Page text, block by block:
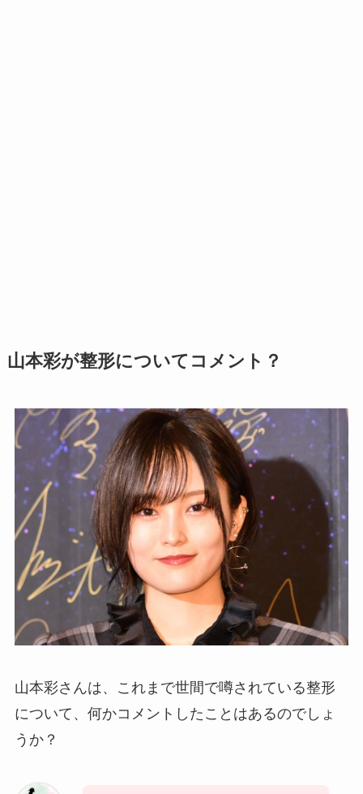
山本彩が整形についてコメント？
山本彩さんは、これまで世間で噂されている整形
について、何かコメントしたことはあるのでしょ
うか？